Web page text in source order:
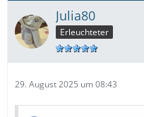
Julia80
Erleuchteter
29. August 2025 um 08:43